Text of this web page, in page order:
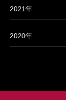
2021年
2020年